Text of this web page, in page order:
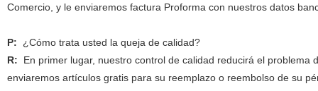
Comercio, y le enviaremos factura Proforma con nuestros datos
P:
¿Cómo trata usted la queja de calidad?
R:
En primer lugar, nuestro control de calidad reducirá el
enviaremos artículos gratis para su reemplazo o reembolso de su